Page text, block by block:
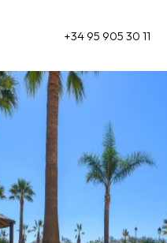
+34 95 905 30 11